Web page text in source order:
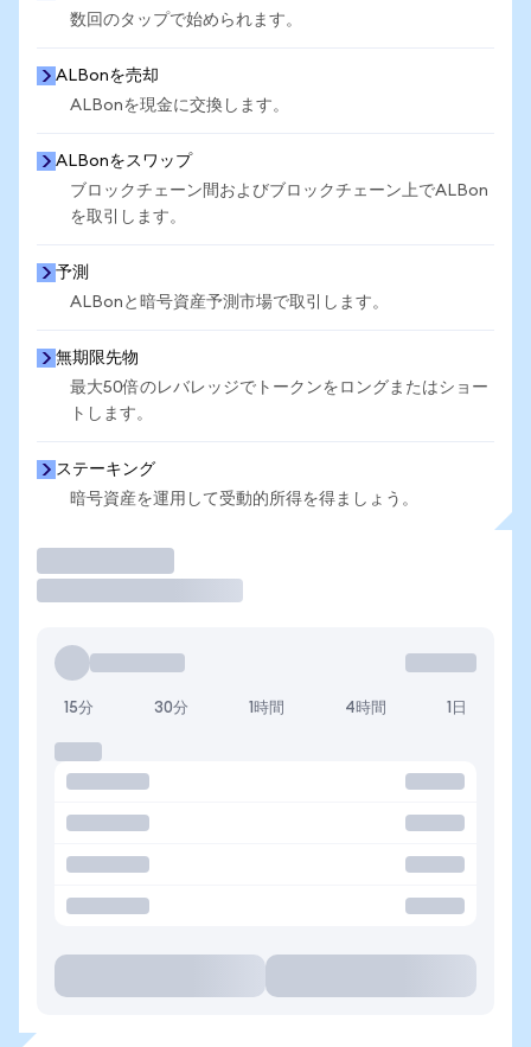
数回のタップで始められます。
ALBonを売却
ALBonを現金に交換します。
ALBonをスワップ
ブロックチェーン間およびブロックチェーン上でALBon
を取引します。
予測
ALBonと暗号資産予測市場で取引します。
無期限先物
最大50倍のレバレッジでトークンをロングまたはショー
トします。
ステーキング
暗号資産を運用して受動的所得を得ましょう。
15分 30分 1時間 4時間 1日